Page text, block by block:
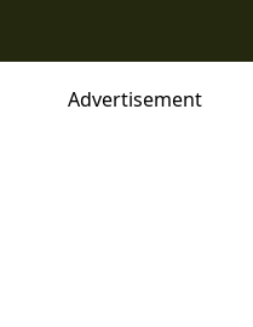
Advertisement